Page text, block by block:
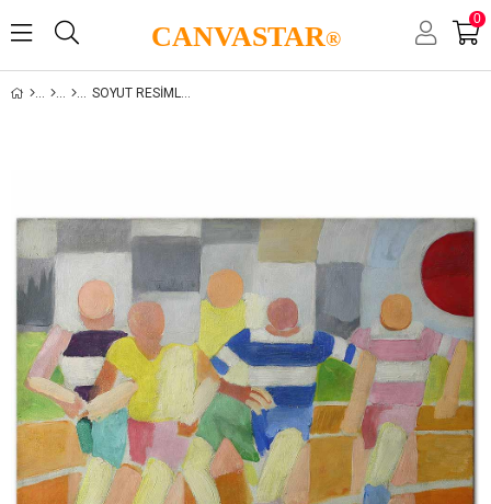
CANVASTAR®
0
SOYUT RESIMLER